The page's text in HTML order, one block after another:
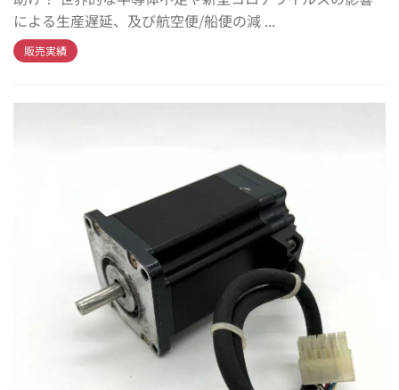
による生産遅延、及び航空便/船便の減 ...
販売実績